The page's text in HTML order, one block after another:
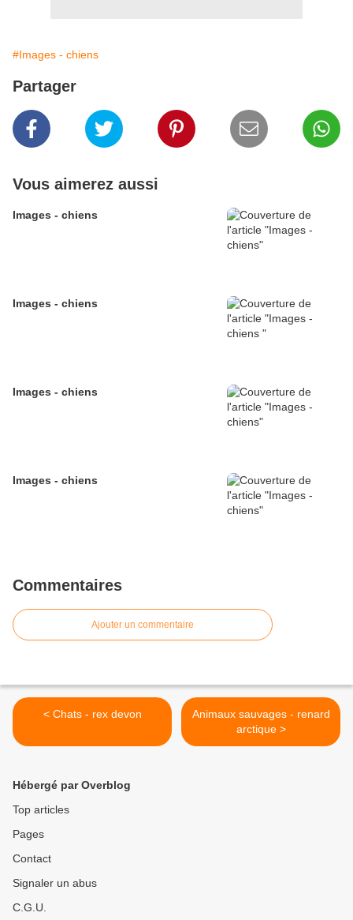
#Images - chiens
Partager
Vous aimerez aussi
Images - chiens
Images - chiens
Images - chiens
Images - chiens
Commentaires
Ajouter un commentaire
< Chats - rex devon
Animaux sauvages - renard
arctique >
Hébergé par Overblog
Top articles
Pages
Contact
Signaler un abus
C.G.U.